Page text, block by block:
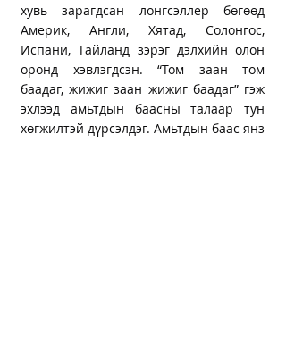
хувь зарагдсан лонгсэллер бөгөөд
Америк, Англи, Хятад, Солонгос,
Испани, Тайланд зэрэг дэлхийн олон
оронд хэвлэгдсэн. “Том заан том
баадаг, жижиг заан жижиг баадаг” гэж
эхлээд амьтдын баасны талаар тун
хөгжилтэй дүрсэлдэг. Амьтдын баас янз